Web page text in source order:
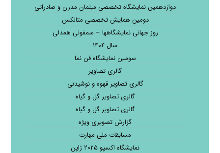
دوازدهمین نمایشگاه تخصصی مبلمان مدرن و صادراتی
دومین همایش تخصصی متالکس
روز جهانی نمایشگاهها – سمفونی همدلی
سال ۱۴۰۴
سومین نمایشگاه فن نما
گالری تصاویر
گالری تصاویر قهوه و نوشیدنی
گالری تصاویر گل و گیاه
گالری تصاویر گل و گیاه
گزارش تصویری ویژه
مسابقات ملی مهارت
نمایشگاه اکسپو ۲۰۲۵ ژاپن